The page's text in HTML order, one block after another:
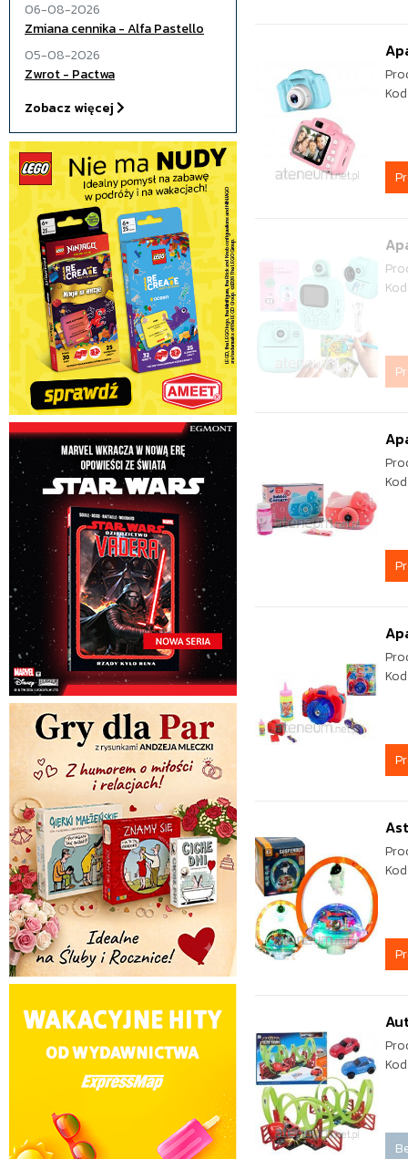
06-08-2026
Zmiana cennika - Alfa Pastello
05-08-2026
Zwrot - Pactwa
Zobacz więcej